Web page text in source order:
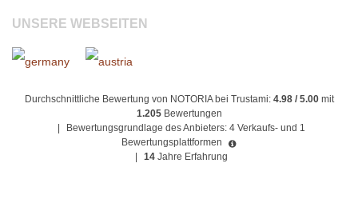
UNSERE WEBSEITEN
Durchschnittliche Bewertung von NOTORIA bei Trustami: 4.98 / 5.00mit
1.205 Bewertungen
Bewertungsgrundlage des Anbieters: 4 Verkaufs- und 1
Bewertungsplattformen
14 Jahre Erfahrung